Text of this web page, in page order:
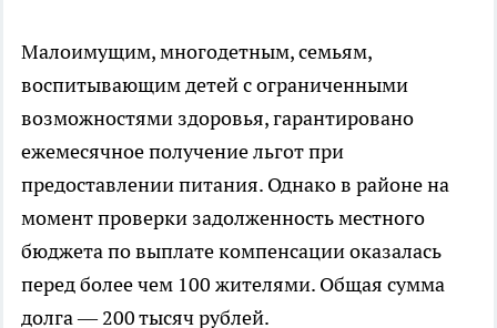
Малоимущим, многодетным, семьям,
воспитывающим детей с ограниченными
возможностями здоровья, гарантировано
ежемесячное получение льгот при
предоставлении питания. Однако в районе на
момент проверки задолженность местного
бюджета по выплате компенсации оказалась
перед более чем 100 жителями. Общая сумма
долга — 200 тысяч рублей.